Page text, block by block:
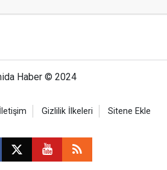
Haber © 2024
İletişim Gizlilik İlkeleri Sitene Ekle